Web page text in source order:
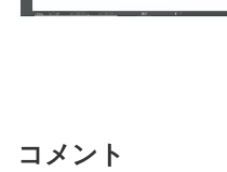
コメント